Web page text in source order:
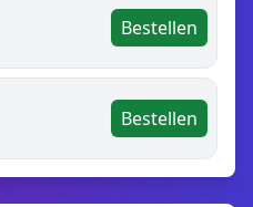
Bestellen
Bestellen